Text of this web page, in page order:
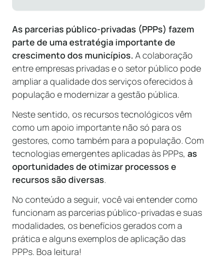
As parcerias público-privadas (PPPs) fazem
parte de uma estratégia importante de
crescimento dos municípios. A colaboração
entre empresas privadas e o setor público pode
ampliar a qualidade dos serviços oferecidos à
população e modernizar a gestão pública.
Neste sentido, os recursos tecnológicos vêm
como um apoio importante não só para os
gestores, como também para a população. Com
tecnologias emergentes aplicadas às PPPs, as
oportunidades de otimizar processos e
recursos são diversas.
No conteúdo a seguir, você vai entender como
funcionam as parcerias público-privadas e suas
modalidades, os benefícios gerados com a
prática e alguns exemplos de aplicação das
PPPs. Boa leitura!